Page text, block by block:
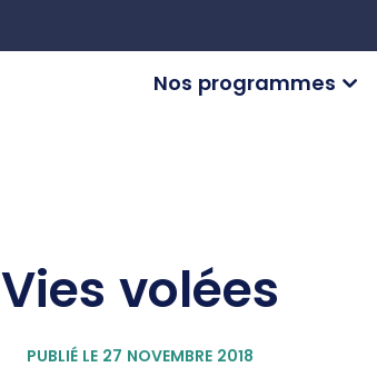
Nos programmes
Vies volées
PUBLIÉ LE 27 NOVEMBRE 2018